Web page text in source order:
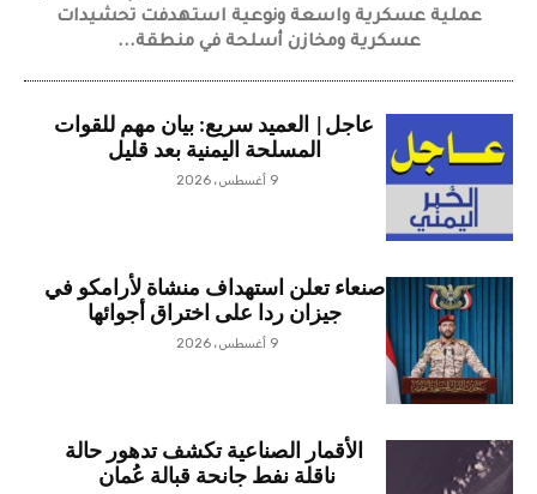
عملية عسكرية واسعة ونوعية استهدفت تحشيدات
عسكرية ومخازن أسلحة في منطقة...
عاجل| العميد سريع: بيان مهم للقوات
المسلحة اليمنية بعد قليل
9 أغسطس، 2026
صنعاء تعلن استهداف منشاة لأرامكو في
جيزان ردا على اختراق أجوائها
9 أغسطس، 2026
الأقمار الصناعية تكشف تدهور حالة
ناقلة نفط جانحة قبالة عُمان